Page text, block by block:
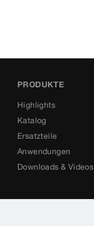
PRODUKTE
Highlights
Katalog
Ersatzteile
Anwendungen
Downloads & Videos